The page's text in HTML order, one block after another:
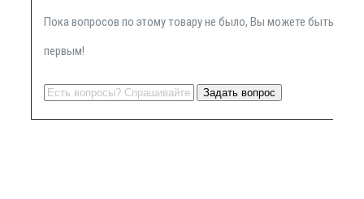
Пока вопросов по этому товару не было, Вы можете быть
первым!